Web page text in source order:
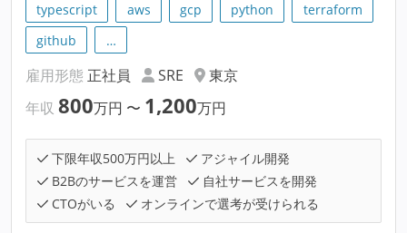
typescript aws gcp python
terraform
github
…
雇用形態 正社員 SRE
東京
年収 800万円 〜 1,200万円
下限年収500万円以上
アジャイル開発
B2Bのサービスを運営
自社サービスを開発
CTOがいる
オンラインで選考が受けられる